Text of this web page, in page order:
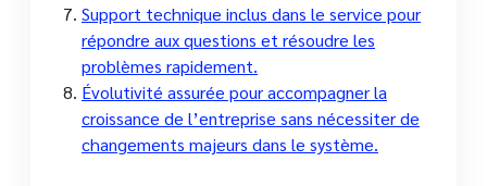
Support technique inclus dans le service pour
répondre aux questions et résoudre les
problèmes rapidement.
Évolutivité assurée pour accompagner la
croissance de l’entreprise sans nécessiter de
changements majeurs dans le système.